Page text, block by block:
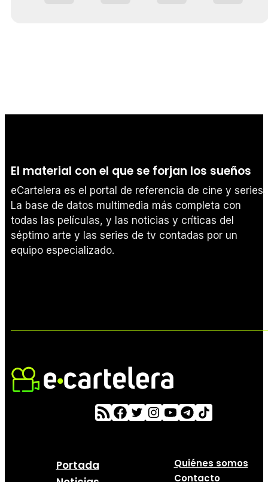
El material con el que se forjan los sueños
eCartelera es el portal de referencia de cine y series.
La base de datos multimedia más completa con
todas las películas, y las noticias y críticas del
séptimo arte y las series de tv contadas por un
equipo especializado.
Portada
Quiénes somos
Contacto